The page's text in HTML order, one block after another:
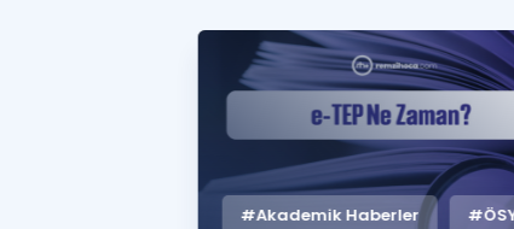
#Akademik Haberler